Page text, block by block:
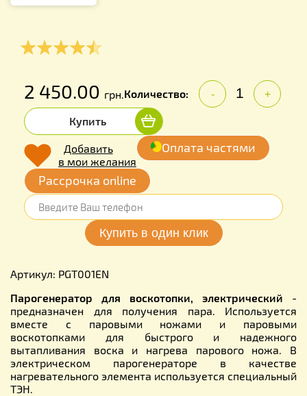
2 450.00 грн.Количество: - +
Купить
Добавить
в мои желания
Оплата частями
Рассрочка online
Артикул: PGT001EN
Парогенератор для воскотопки, электрический -
предназначен для получения пара. Используется
вместе с паровыми ножами и паровыми
воскотопками для быстрого и надежного
вытапливания воска и нагрева парового ножа. В
электрическом парогенераторе в качестве
нагревательного элемента используется специальный
ТЭН.